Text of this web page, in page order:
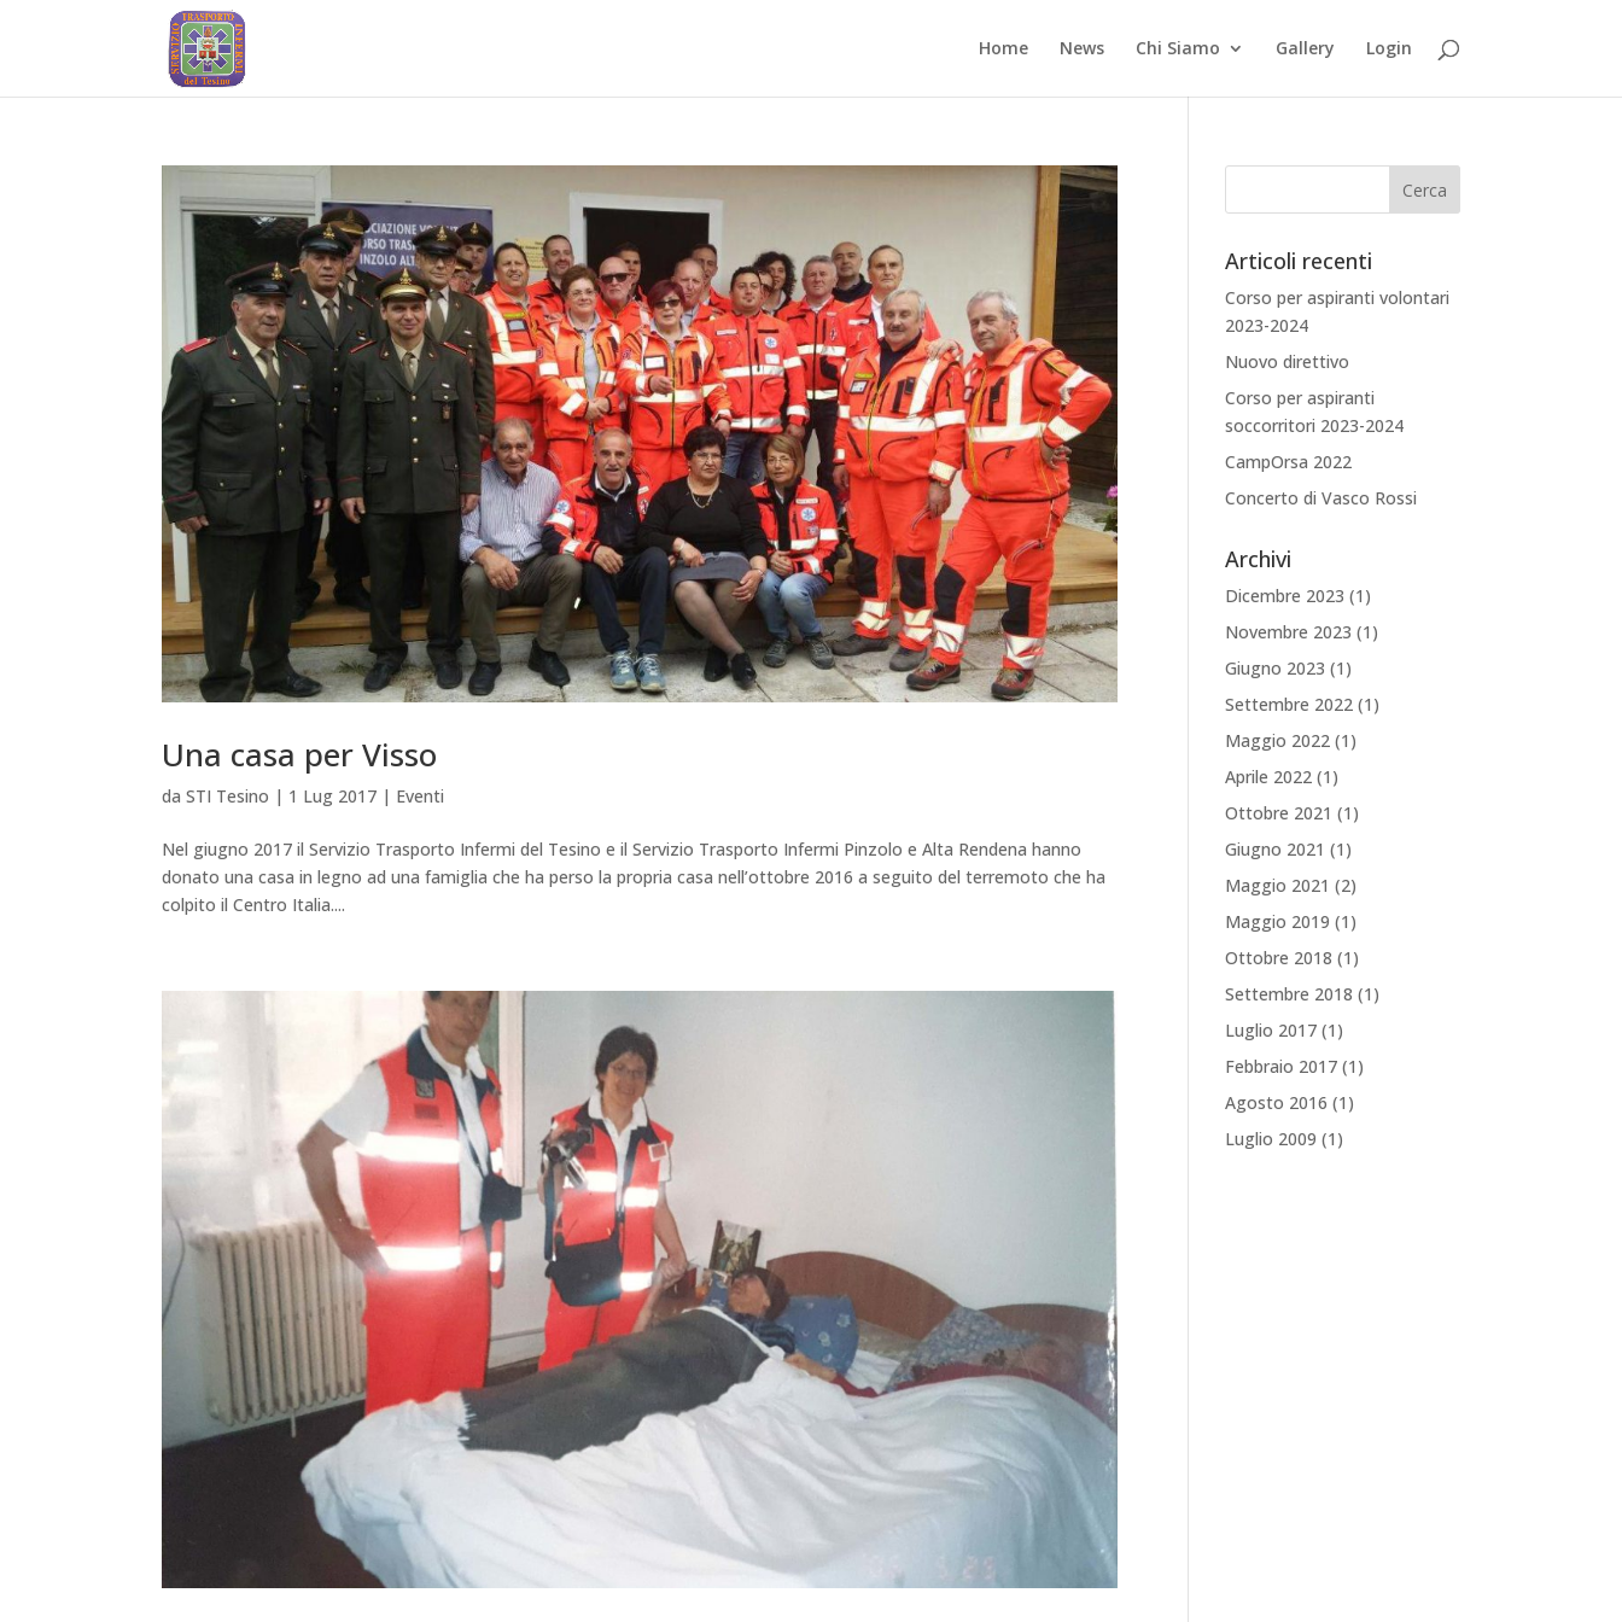
Home News Chi Siamo Gallery Login
Una casa per Visso
daSTI Tesino | 1 Lug 2017 | Eventi
Nel giugno 2017 il Servizio Trasporto Infermi del Tesino e il Servizio Trasporto Infermi Pinzolo e Alta Rendena hanno
donato una casa in legno ad una famiglia che ha perso la propria casa nell’ottobre 2016 a seguito del terremoto che ha
colpito il Centro Italia....
Articoli recenti
Corso per aspiranti volontari
2023-2024
Nuovo direttivo
Corso per aspiranti
soccorritori 2023-2024
CampOrsa 2022
Concerto di Vasco Rossi
Archivi
Dicembre 2023 (1)
Novembre 2023 (1)
Giugno 2023 (1)
Settembre 2022 (1)
Maggio 2022 (1)
Aprile 2022 (1)
Ottobre 2021 (1)
Giugno 2021 (1)
Maggio 2021 (2)
Maggio 2019 (1)
Ottobre 2018 (1)
Settembre 2018 (1)
Luglio 2017 (1)
Febbraio 2017 (1)
Agosto 2016 (1)
Luglio 2009 (1)